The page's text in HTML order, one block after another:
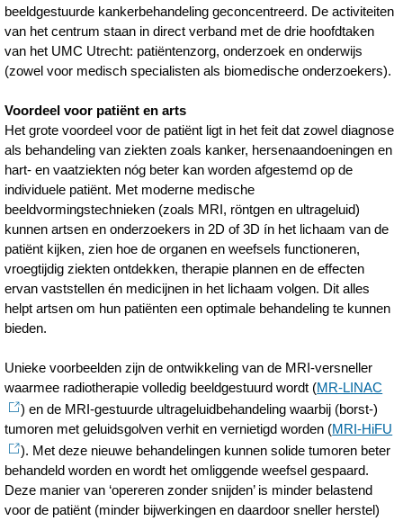
beeldgestuurde kankerbehandeling geconcentreerd. De activiteiten
van het centrum staan in direct verband met de drie hoofdtaken
van het UMC Utrecht: patiëntenzorg, onderzoek en onderwijs
(zowel voor medisch specialisten als biomedische onderzoekers).
Voordeel voor patiënt en arts
Het grote voordeel voor de patiënt ligt in het feit dat zowel diagnose
als behandeling van ziekten zoals kanker, hersenaandoeningen en
hart- en vaatziekten nóg beter kan worden afgestemd op de
individuele patiënt. Met moderne medische
beeldvormingstechnieken (zoals MRI, röntgen en ultrageluid)
kunnen artsen en onderzoekers in 2D of 3D ín het lichaam van de
patiënt kijken, zien hoe de organen en weefsels functioneren,
vroegtijdig ziekten ontdekken, therapie plannen en de effecten
ervan vaststellen én medicijnen in het lichaam volgen. Dit alles
helpt artsen om hun patiënten een optimale behandeling te kunnen
bieden.
Unieke voorbeelden zijn de ontwikkeling van de MRI-versneller
waarmee radiotherapie volledig beeldgestuurd wordt (MR-LINAC
) en de MRI-gestuurde ultrageluidbehandeling waarbij (borst-)
tumoren met geluidsgolven verhit en vernietigd worden (MRI-HiFU
). Met deze nieuwe behandelingen kunnen solide tumoren beter
behandeld worden en wordt het omliggende weefsel gespaard.
Deze manier van ‘opereren zonder snijden’ is minder belastend
voor de patiënt (minder bijwerkingen en daardoor sneller herstel)